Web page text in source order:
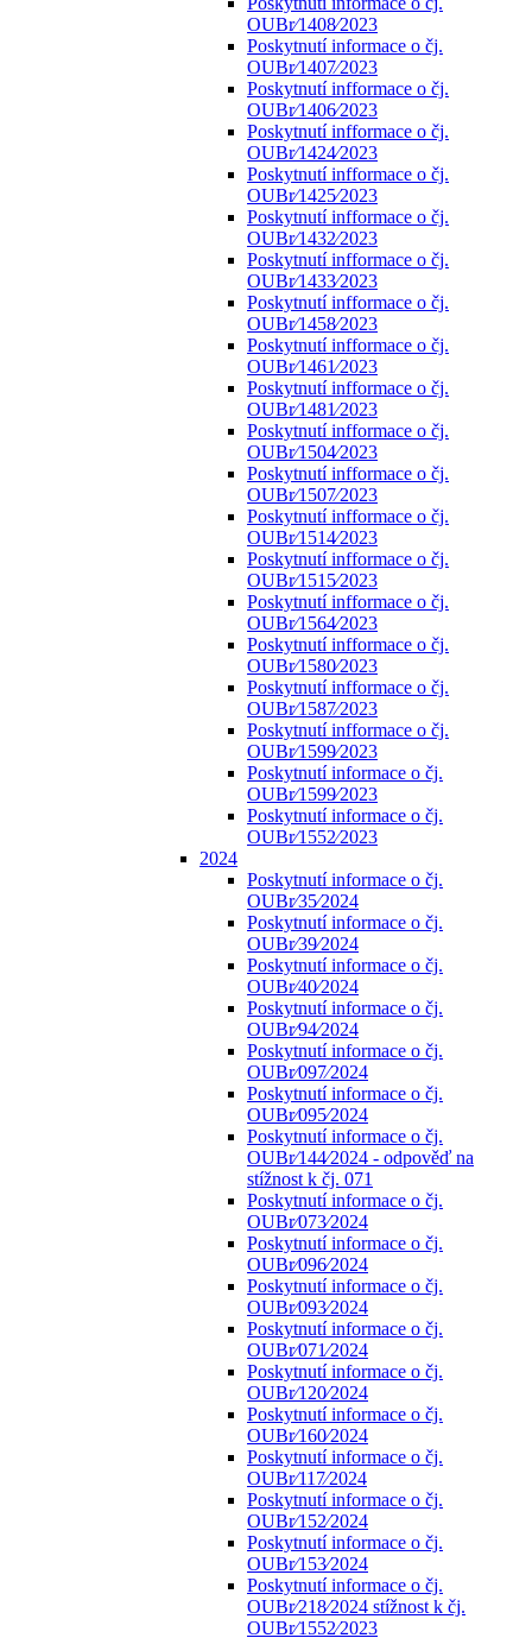
OUBr⁄1408⁄2023
Poskytnutí informace o čj.
OUBr⁄1407⁄2023
Poskytnutí infformace o čj.
OUBr⁄1406⁄2023
Poskytnutí infformace o čj.
OUBr⁄1424⁄2023
Poskytnutí infformace o čj.
OUBr⁄1425⁄2023
Poskytnutí infformace o čj.
OUBr⁄1432⁄2023
Poskytnutí infformace o čj.
OUBr⁄1433⁄2023
Poskytnutí infformace o čj.
OUBr⁄1458⁄2023
Poskytnutí infformace o čj.
OUBr⁄1461⁄2023
Poskytnutí infformace o čj.
OUBr⁄1481⁄2023
Poskytnutí infformace o čj.
OUBr⁄1504⁄2023
Poskytnutí infformace o čj.
OUBr⁄1507⁄2023
Poskytnutí infformace o čj.
OUBr⁄1514⁄2023
Poskytnutí infformace o čj.
OUBr⁄1515⁄2023
Poskytnutí infformace o čj.
OUBr⁄1564⁄2023
Poskytnutí infformace o čj.
OUBr⁄1580⁄2023
Poskytnutí infformace o čj.
OUBr⁄1587⁄2023
Poskytnutí infformace o čj.
OUBr⁄1599⁄2023
Poskytnutí informace o čj.
OUBr⁄1599⁄2023
Poskytnutí informace o čj.
OUBr⁄1552⁄2023
2024
Poskytnutí informace o čj.
OUBr⁄35⁄2024
Poskytnutí informace o čj.
OUBr⁄39⁄2024
Poskytnutí informace o čj.
OUBr⁄40⁄2024
Poskytnutí informace o čj.
OUBr⁄94⁄2024
Poskytnutí informace o čj.
OUBr⁄097⁄2024
Poskytnutí informace o čj.
OUBr⁄095⁄2024
Poskytnutí informace o čj.
OUBr⁄144⁄2024 - odpověď na
stížnost k čj. 071
Poskytnutí informace o čj.
OUBr⁄073⁄2024
Poskytnutí informace o čj.
OUBr⁄096⁄2024
Poskytnutí informace o čj.
OUBr⁄093⁄2024
Poskytnutí informace o čj.
OUBr⁄071⁄2024
Poskytnutí informace o čj.
OUBr⁄120⁄2024
Poskytnutí informace o čj.
OUBr⁄160⁄2024
Poskytnutí informace o čj.
OUBr⁄117⁄2024
Poskytnutí informace o čj.
OUBr⁄152⁄2024
Poskytnutí informace o čj.
OUBr⁄153⁄2024
Poskytnutí informace o čj.
OUBr⁄218⁄2024 stížnost k čj.
OUBr⁄1552⁄2023